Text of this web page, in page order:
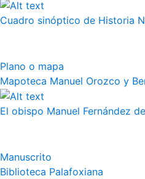
Cuadro sinóptico de Historia
Plano o mapa
Mapoteca Manuel Orozco y
El obispo Manuel Fernández
Manuscrito
Biblioteca Palafoxiana